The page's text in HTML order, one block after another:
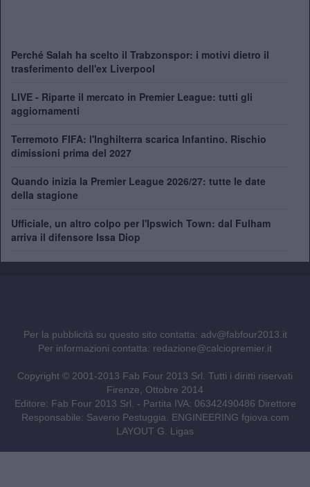
Perché Salah ha scelto il Trabzonspor: i motivi dietro il
trasferimento dell'ex Liverpool
LIVE - Riparte il mercato in Premier League: tutti gli
aggiornamenti
Terremoto FIFA: l'Inghilterra scarica Infantino. Rischio
dimissioni prima del 2027
Quando inizia la Premier League 2026/27: tutte le date
della stagione
Ufficiale, un altro colpo per l'Ipswich Town: dal Fulham
arriva il difensore Issa Diop
Per la pubblicità su questo sito contatta: adv@fabfour2013.it
Per informazioni contatta: redazione@calciopremier.it
Copyright © 2001-2013 Fab Four 2013 Srl. Tutti i diritti riservati
Firenze, Ottobre 2014
Editore: Fab Four 2013 Srl. - Partita IVA: 06342490486 Direttore
Responsabile: Saverio Pestuggia. ENGINEERING fgiova.com
LAYOUT G. Ligas